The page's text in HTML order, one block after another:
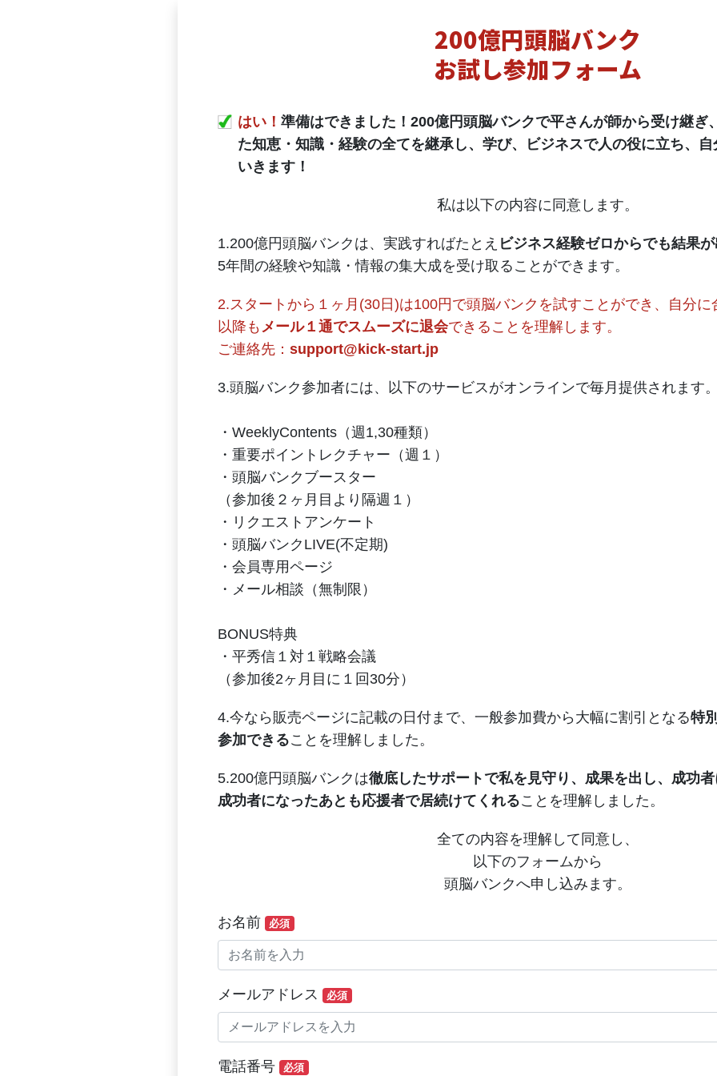
200億円頭脳バンク
お試し参加フォーム
はい！ 準備はできました！200億円頭脳バンクで平さんが師から受け継ぎ
た知恵・知識・経験の全てを継承し、学び、ビジネスで人の役に立ち、
いきます！
私は以下の内容に同意します。
1.200億円頭脳バンクは、実践すればたとえ ビジネス経験ゼロからでも結果
5年間の経験や知識・情報の集大成を受け取ることができます。
2.スタートから１ヶ月(30日)は100円で頭脳バンクを試すことができ、自分
以降も メール１通でスムーズに退会できることを理解します。
ご連絡先： support@kick-start.jp
3.頭脳バンク参加者には、以下のサービスがオンラインで毎月提供されます
・WeeklyContents（週1,30種類）
・重要ポイントレクチャー（週１）
・頭脳バンクブースター
（参加後２ヶ月目より隔週１）
・リクエストアンケート
・頭脳バンクLIVE(不定期)
・会員専用ページ
・メール相談（無制限）
BONUS特典
・平秀信１対１戦略会議
（参加後2ヶ月目に１回30分）
4.今なら販売ページに記載の日付まで、一般参加費から大幅に割引となる特
参加できることを理解しました。
5.200億円頭脳バンクは徹底したサポートで私を見守り、成果を出し、成功
成功者になったあとも応援者で居続けてくれることを理解しました。
全ての内容を理解して同意し、
以下のフォームから
頭脳バンクへ申し込みます。
お名前 必須
メールアドレス 必須
電話番号 必須